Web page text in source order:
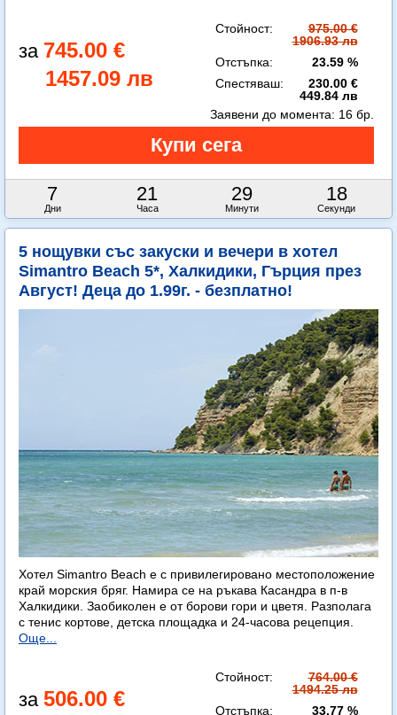
745.00 €
1457.09 лв
Стойност:
975.00 €
1906.93 лв
Отстъпка:
23.59 %
Спестяваш:
230.00 €
449.84 лв
7
Дни
21
Часа
29
Минути
16
Секунди
Заявени до момента: 16 бр.
5 нощувки със закуски и вечери в хотел
Simantro Beach 5*, Халкидики, Гърция през
Август! Деца до 1.99г. - безплатно!
Хотел Simantro Beach е с привилегировано местоположение
край морския бряг. Намира се на ръкава Касандра в п-в
Халкидики. Заобиколен е от борови гори и цветя. Разполага
с тенис кортове, детска площадка и 24-часова рецепция.
Още...
506.00 €
Стойност:
764.00 €
1494.25 лв
Отстъпка:
33.77 %